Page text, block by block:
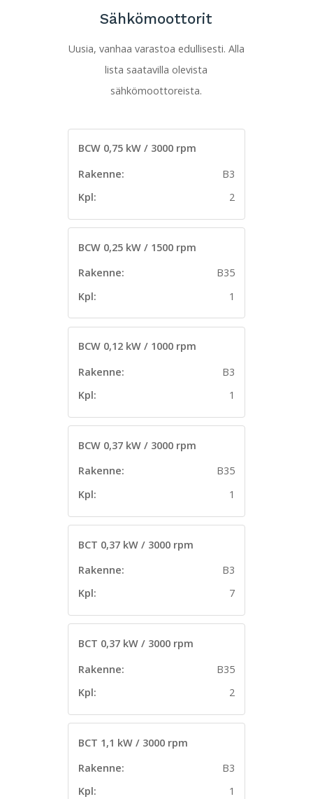
Sähkömoottorit
Uusia, vanhaa varastoa edullisesti. Alla
lista saatavilla olevista
sähkömoottoreista.
BCW 0,75 kW / 3000 rpm
Rakenne:
B3
Kpl:
2
BCW 0,25 kW / 1500 rpm
Rakenne:
B35
Kpl:
1
BCW 0,12 kW / 1000 rpm
Rakenne:
B3
Kpl:
1
BCW 0,37 kW / 3000 rpm
Rakenne:
B35
Kpl:
1
BCT 0,37 kW / 3000 rpm
Rakenne:
B3
Kpl:
7
BCT 0,37 kW / 3000 rpm
Rakenne:
B35
Kpl:
2
BCT 1,1 kW / 3000 rpm
Rakenne:
B3
Kpl:
1